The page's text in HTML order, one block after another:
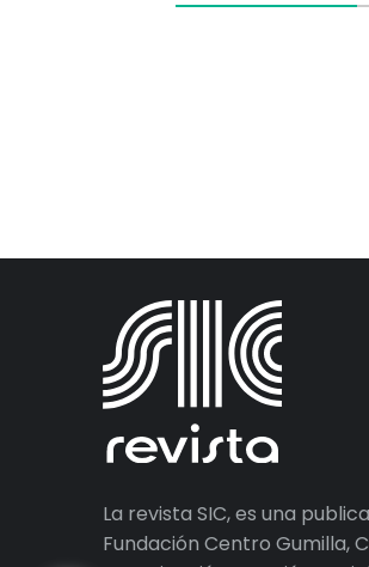
La revista SIC, es una
Fundación Centro Gumilla,